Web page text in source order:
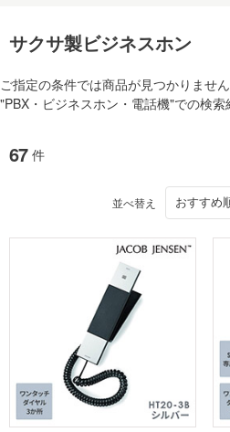
サクサ製ビジネスホン
ご指定の条件では商品が見つかりません
"PBX・ビジネスホン・電話機"での検索
67 件
並べ替え おすすめ